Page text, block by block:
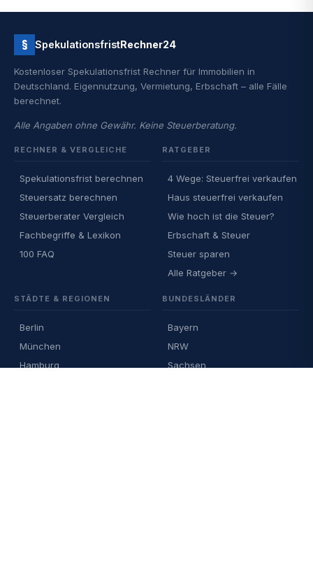
§ SpekulationsfristRechner24
Kostenloser Spekulationsfrist Rechner für Immobilien in
Deutschland. Eigennutzung, Vermietung, Erbschaft – alle Fälle
berechnet.
Alle Angaben ohne Gewähr. Keine Steuerberatung.
RECHNER & VERGLEICHE
Spekulationsfrist berechnen
Steuersatz berechnen
Steuerberater Vergleich
Fachbegriffe & Lexikon
100 FAQ
RATGEBER
4 Wege: Steuerfrei verkaufen
Haus steuerfrei verkaufen
Wie hoch ist die Steuer?
Erbschaft & Steuer
Steuer sparen
Alle Ratgeber →
STÄDTE & REGIONEN
Berlin
München
Hamburg
BUNDESLÄNDER
Bayern
NRW
Sachsen